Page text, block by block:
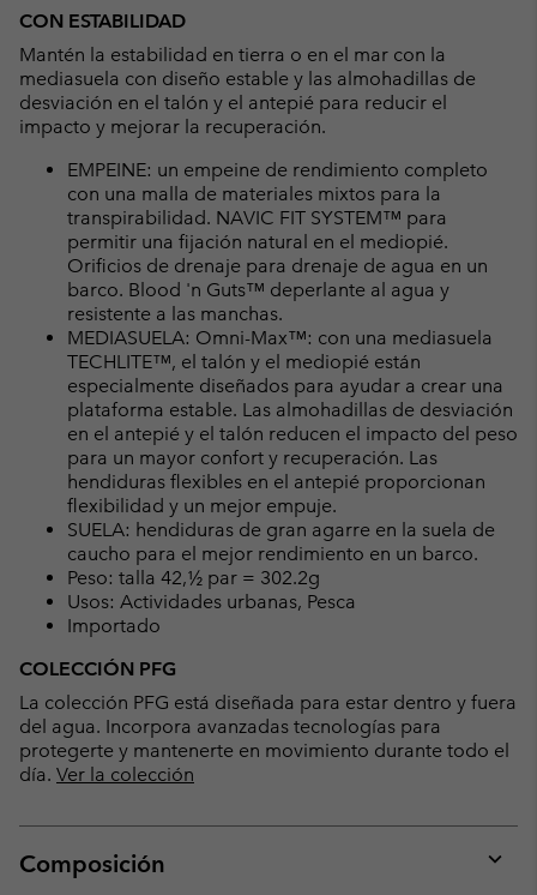
CON ESTABILIDAD
Mantén la estabilidad en tierra o en el mar con la
mediasuela con diseño estable y las almohadillas de
desviación en el talón y el antepié para reducir el
impacto y mejorar la recuperación.
EMPEINE: un empeine de rendimiento completo
con una malla de materiales mixtos para la
transpirabilidad. NAVIC FIT SYSTEM™ para
permitir una fijación natural en el mediopié.
Orificios de drenaje para drenaje de agua en un
barco. Blood 'n Guts™ deperlante al agua y
resistente a las manchas.
MEDIASUELA: Omni-Max™: con una mediasuela
TECHLITE™, el talón y el mediopié están
especialmente diseñados para ayudar a crear una
plataforma estable. Las almohadillas de desviación
en el antepié y el talón reducen el impacto del peso
para un mayor confort y recuperación. Las
hendiduras flexibles en el antepié proporcionan
flexibilidad y un mejor empuje.
SUELA: hendiduras de gran agarre en la suela de
caucho para el mejor rendimiento en un barco.
Peso: talla 42,½ par = 302.2g
Usos: Actividades urbanas, Pesca
Importado
COLECCIÓN PFG
La colección PFG está diseñada para estar dentro y fuera
del agua. Incorpora avanzadas tecnologías para
protegerte y mantenerte en movimiento durante todo el
día. Ver la colección
Composición